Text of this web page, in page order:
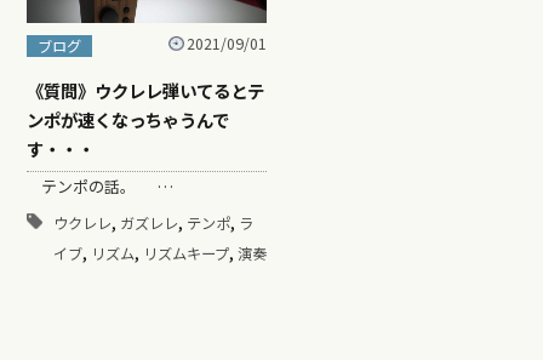
ブログ 2021/09/01
《質問》ウクレレ弾いてるとテ
ンポが速くなっちゃうんで
す・・・
テンポの話。 …
ウクレレ, ガズレレ, テンポ, ラ
イブ, リズム, リズムキープ, 演奏